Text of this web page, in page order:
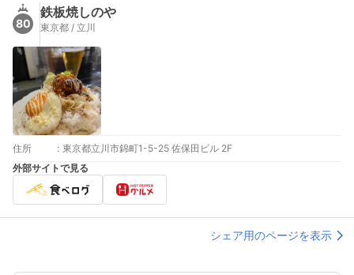
80
鉄板焼しのや
東京都 / 立川
住所 : 東京都立川市錦町1-5-25 佐保田ビル 2F
外部サイトで見る
シェア用のページを表示